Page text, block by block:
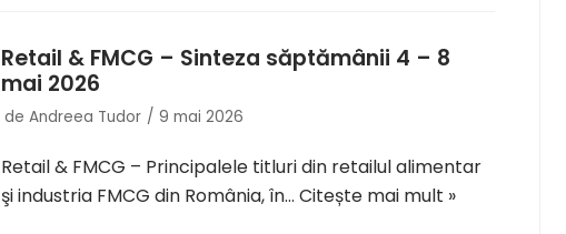
Retail & FMCG – Sinteza săptămânii 4 – 8
mai 2026
de Andreea Tudor 9 mai 2026
Retail & FMCG – Principalele titluri din retailul alimentar
şi industria FMCG din România, în… Citește mai mult »